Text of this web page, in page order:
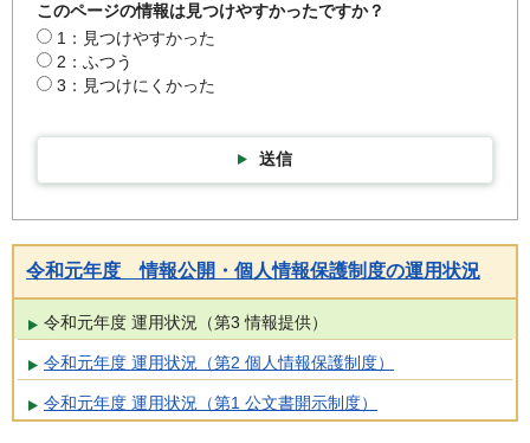
このページの情報は見つけやすかったですか？
1：見つけやすかった
2：ふつう
3：見つけにくかった
送信
令和元年度 情報公開・個人情報保護制度の運用状況
令和元年度 運用状況（第3 情報提供）
令和元年度 運用状況（第2 個人情報保護制度）
令和元年度 運用状況（第1 公文書開示制度）